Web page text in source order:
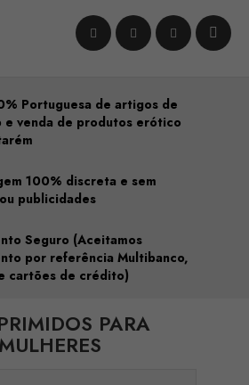
Portuguesa de artigos de
e venda de produtos erótico
100% discreta e sem
publicidades
Seguro (Aceitamos
por referência Multibanco,
cartões de crédito)
PARA
MULHERES